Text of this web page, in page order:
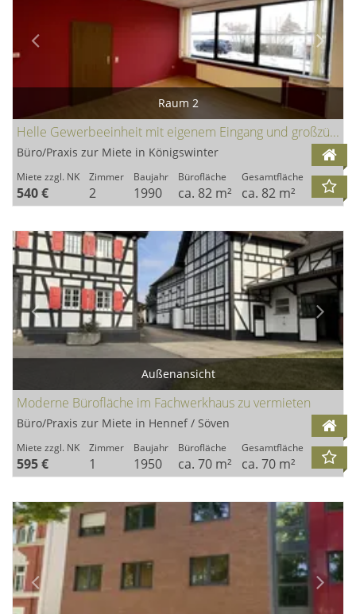
Raum 2
Helle Gewerbeeinheit mit eigenem Eingang und großzügigen Räumen
Büro/Praxis zur Miete in Königswinter
Miete zzgl. NK
540 €
Zimmer
2
Baujahr
1990
Bürofläche
ca. 82 m²
Gesamtfläche
ca. 82 m²
Außenansicht
Moderne Bürofläche im Fachwerkhaus zu vermieten
Büro/Praxis zur Miete in Hennef / Söven
Miete zzgl. NK
595 €
Zimmer
1
Baujahr
1950
Bürofläche
ca. 70 m²
Gesamtfläche
ca. 70 m²